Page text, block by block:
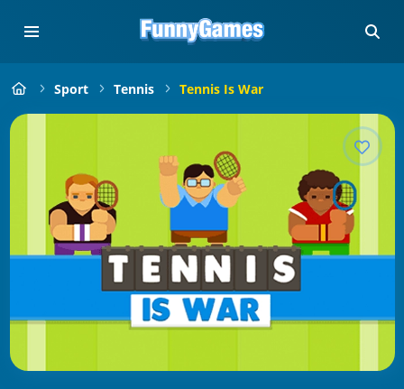
Sport Tennis Tennis Is War